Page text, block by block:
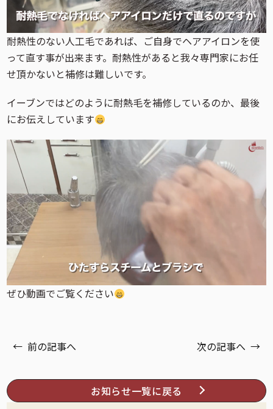
耐熱性のない人工毛であれば、ご自身でヘアアイロンを使
って直す事が出来ます。耐熱性があると我々専門家にお任
せ頂かないと補修は難しいです。
イーブンではどのように耐熱毛を補修しているのか、最後
にお伝えしています
ぜひ動画でご覧ください
← 前の記事へ 次の記事へ →
お知らせ一覧に戻る